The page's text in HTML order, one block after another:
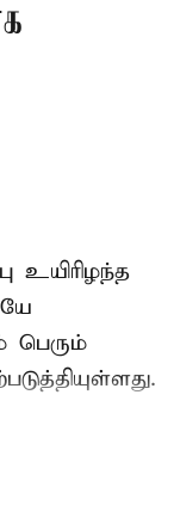
உயிரிழந்த
பெரும்